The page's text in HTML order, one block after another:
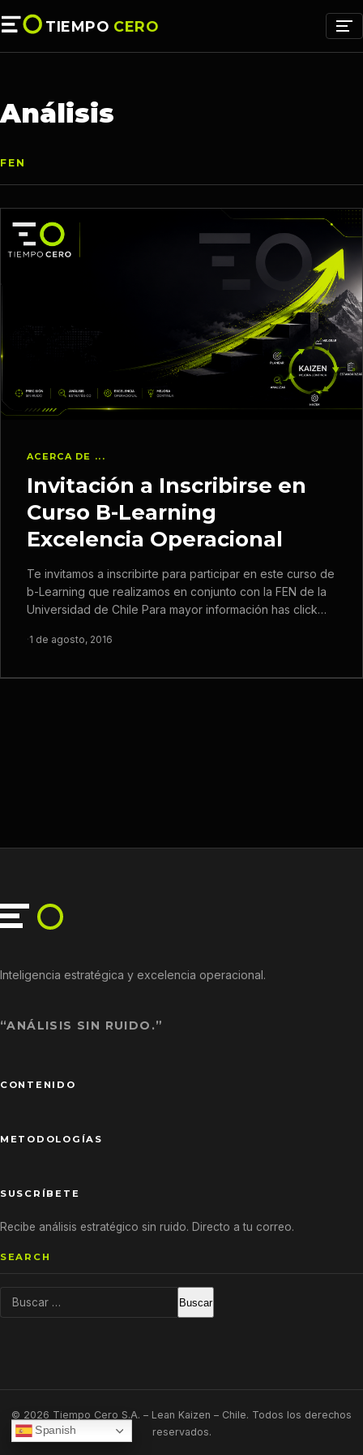
TIEMPO CERO
Análisis
FEN
ACERCA DE ...
Invitación a Inscribirse en
Curso B-Learning
Excelencia Operacional
Te invitamos a inscribirte para participar en este curso de
b-Learning que realizamos en conjunto con la FEN de la
Universidad de Chile Para mayor información has click…
·1 de agosto, 2016
Inteligencia estratégica y excelencia operacional.
“ANÁLISIS SIN RUIDO.”
CONTENIDO
METODOLOGÍAS
SUSCRÍBETE
Recibe análisis estratégico sin ruido. Directo a tu correo.
SEARCH
Buscar:
© 2026 Tiempo Cero S.A. – Lean Kaizen – Chile. Todos los derechos
reservados.
Spanish